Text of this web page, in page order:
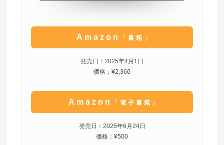
Amazon 「書籍」
発売日：2025年4月1日
価格：¥2,360
Amazon 「電子書籍」
発売日：2025年6月24日
価格：¥500